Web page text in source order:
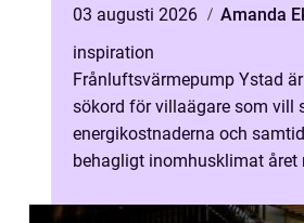
03 augusti 2026
Amanda
inspiration
Frånluftsvärmepump Ystad
sökord för villaägare som vill
energikostnaderna och
behagligt inomhusklimat året